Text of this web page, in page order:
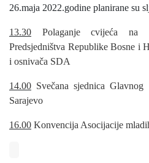
26.maja 2022.godine planirane su
13.30 Polaganje cvijeća na
Predsjedništva Republike Bosne i
i osnivača SDA
14.00 Svečana sjednica
Sarajevo
16.00 Konvencija Asocijacije